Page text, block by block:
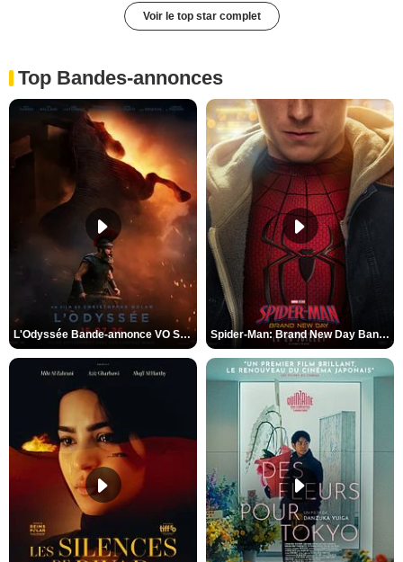
Voir le top star complet
Top Bandes-annonces
L'Odyssée Bande-annonce VO STFR Spider-Man: Brand New Day Bande-annonce VO STFR